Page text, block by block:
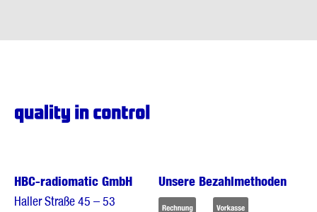
HBC-radiomatic GmbH
Haller Straße 45 – 53
Unsere Bezahlmethoden